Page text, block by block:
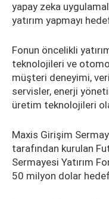
yapay zeka
yatırım yapmayı
Fonun öncelikli
teknolojileri ve
müşteri deneyimi,
servisler, enerji
üretim teknolojileri
Maxis Girişim
tarafından kurulan
Sermayesi Yatırım
50 milyon dolar